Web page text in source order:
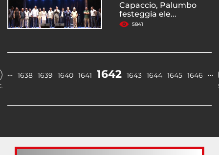
Capaccio, Palumbo
festeggia ele...
5841
… 1638 1639 1640 1641 1642 1643 1644 1645 1646 …